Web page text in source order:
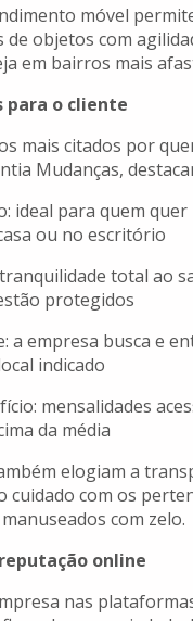
móvel
objetos com
em bairros mais
para o cliente
mais citados por
Mudanças,
ideal para quem
ou no escritório
total ao
protegidos
a empresa busca e
indicado
mensalidades
da média
elogiam a
cuidado com os
com zelo.
online
nas